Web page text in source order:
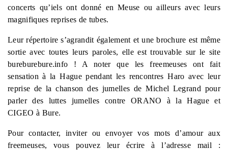
concerts qu’iels ont donné en Meuse ou ailleurs avec leurs
magnifiques reprises de tubes.
Leur répertoire s’agrandit également et une brochure est même
sortie avec toutes leurs paroles, elle est trouvable sur le site
bureburebure.info ! A noter que les freemeuses ont fait
sensation à la Hague pendant les rencontres Haro avec leur
reprise de la chanson des jumelles de Michel Legrand pour
parler des luttes jumelles contre ORANO à la Hague et
CIGEO à Bure.
Pour contacter, inviter ou envoyer vos mots d’amour aux
freemeuses, vous pouvez leur écrire à l’adresse mail :